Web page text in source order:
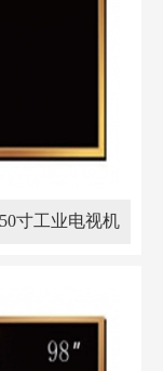
寸工业电视机